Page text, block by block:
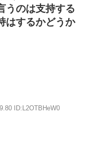
うのは支持する
はするかどうか
ID:L2OTBHeW0